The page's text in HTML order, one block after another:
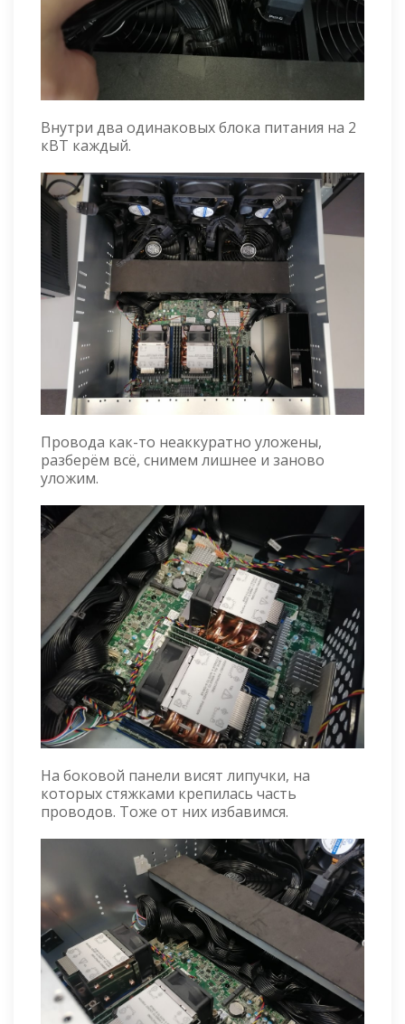
Внутри два одинаковых блока питания на 2
кВТ каждый.
Провода как-то неаккуратно уложены,
разберём всё, снимем лишнее и заново
уложим.
На боковой панели висят липучки, на
которых стяжками крепилась часть
проводов. Тоже от них избавимся.